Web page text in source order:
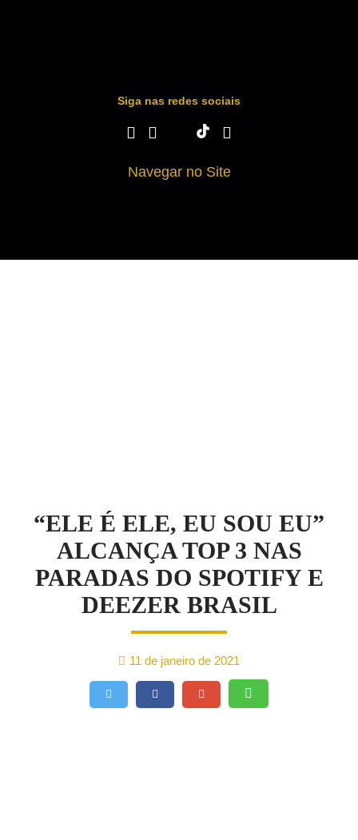
Siga nas redes sociais
Navegar no Site
“ELE É ELE, EU SOU EU”
ALCANÇA TOP 3 NAS
PARADAS DO SPOTIFY E
DEEZER BRASIL
11 de janeiro de 2021